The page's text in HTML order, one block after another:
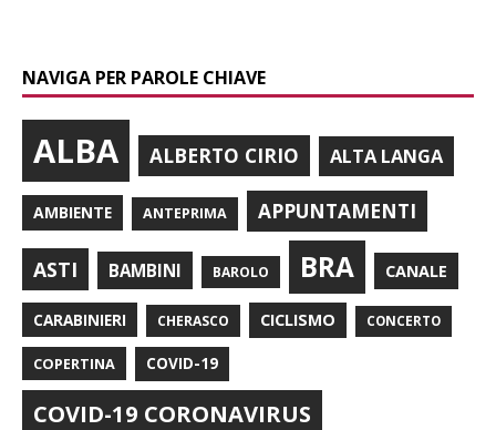
NAVIGA PER PAROLE CHIAVE
ALBA ALBERTO CIRIO ALTA LANGA
AMBIENTE ANTEPRIMA APPUNTAMENTI
ASTI BAMBINI BAROLO BRA CANALE
CARABINIERI CHERASCO CICLISMO CONCERTO
COPERTINA COVID-19
COVID-19 CORONAVIRUS